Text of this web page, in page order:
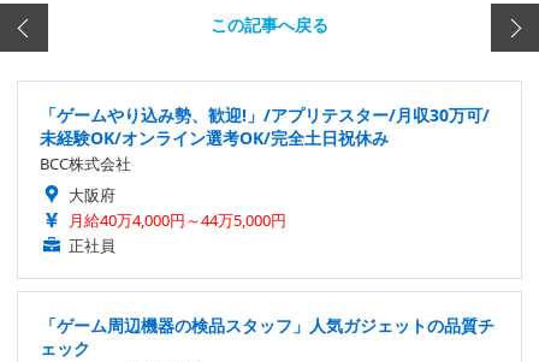
この記事へ戻る
「ゲームやり込み勢、歓迎!」/アプリテスター/月収30万可/
未経験OK/オンライン選考OK/完全土日祝休み
BCC株式会社
大阪府
月給40万4,000円～44万5,000円
正社員
「ゲーム周辺機器の検品スタッフ」人気ガジェットの品質チ
ェック